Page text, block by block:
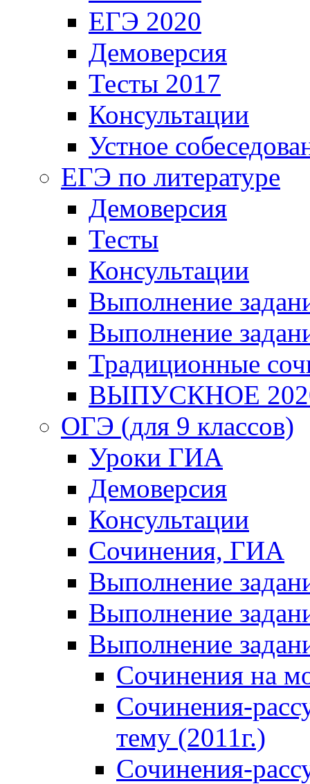
ЕГЭ 2020
Демоверсия
Тесты 2017
Консультации
Устное
ЕГЭ по литературе
Демоверсия
Тесты
Консультации
Выполнение
Выполнение
Традиционные
ВЫПУСКНОЕ
ОГЭ (для 9 классов)
Уроки ГИА
Демоверсия
Консультации
Сочинения, ГИА
Выполнение
Выполнение
Выполнение
Сочинения на
Сочинения-
тему (2011г.)
Сочинения-